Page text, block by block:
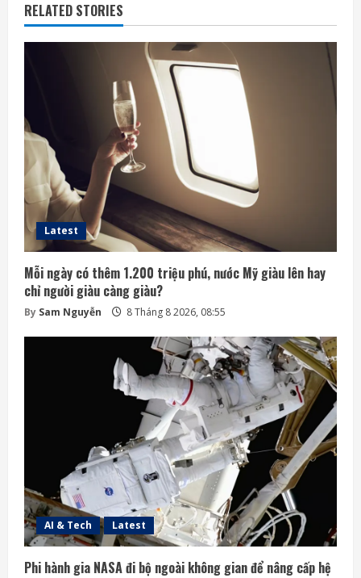
RELATED STORIES
Latest
Mỗi ngày có thêm 1.200 triệu phú, nước Mỹ giàu lên hay
chỉ người giàu càng giàu?
By Sam Nguyễn 8 Tháng 8 2026, 08:55
AI & Tech Latest
Phi hành gia NASA đi bộ ngoài không gian để nâng cấp hệ